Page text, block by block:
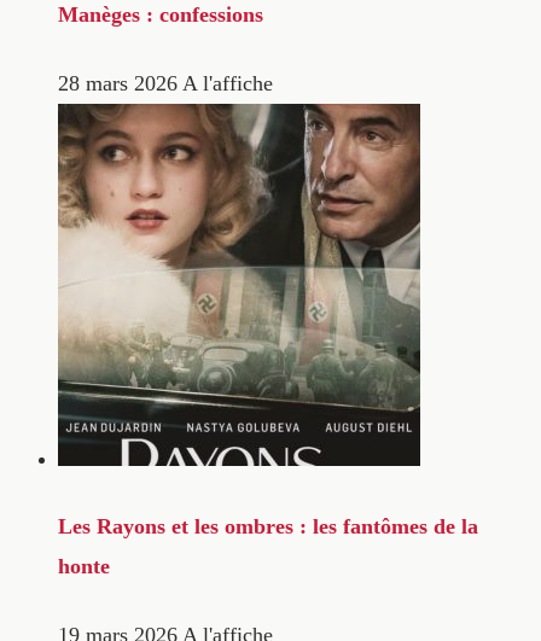
Manèges : confessions
28 mars 2026 A l'affiche
Les Rayons et les ombres : les fantômes de la
honte
19 mars 2026 A l'affiche